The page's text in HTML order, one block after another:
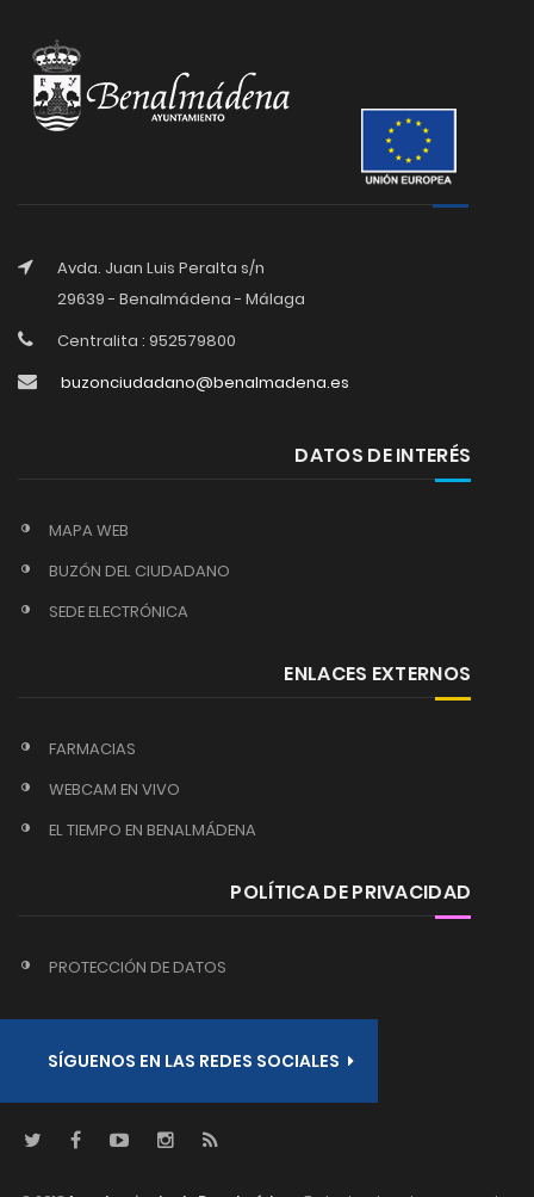
Avda. Juan Luis Peralta s/n
29639 - Benalmádena - Málaga
Centralita : 952579800
buzonciudadano@benalmadena.es
DATOS DE INTERÉS
MAPA WEB
BUZÓN DEL CIUDADANO
SEDE ELECTRÓNICA
ENLACES EXTERNOS
FARMACIAS
WEBCAM EN VIVO
EL TIEMPO EN BENALMÁDENA
POLÍTICA DE PRIVACIDAD
PROTECCIÓN DE DATOS
SÍGUENOS EN LAS REDES SOCIALES